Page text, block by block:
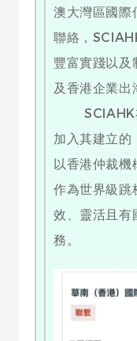
澳大灣區國際
聯絡，
豐富實踐以及
及香港企業出
SCIAHK亦
加入其建立的
以香港仲裁機
作為世界級跳
效、靈活且有
務。